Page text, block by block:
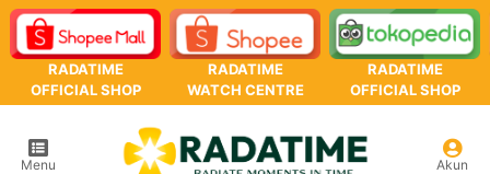
RADATIME
OFFICIAL SHOP
RADATIME
WATCH CENTRE
RADATIME
OFFICIAL SHOP
Menu Akun